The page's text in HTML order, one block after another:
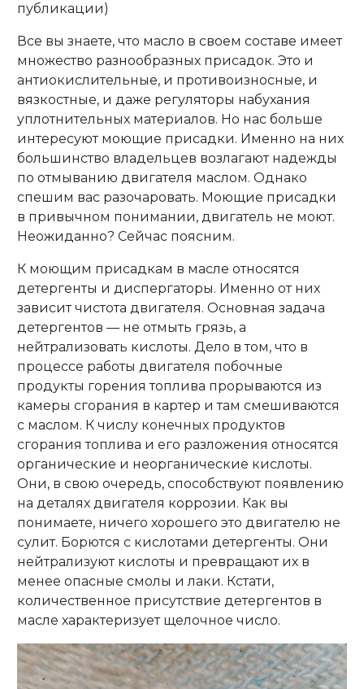
публикации)
Все вы знаете, что масло в своем составе имеет
множество разнообразных присадок. Это и
антиокислительные, и противоизносные, и
вязкостные, и даже регуляторы набухания
уплотнительных материалов. Но нас больше
интересуют моющие присадки. Именно на них
большинство владельцев возлагают надежды
по отмыванию двигателя маслом. Однако
спешим вас разочаровать. Моющие присадки
в привычном понимании, двигатель не моют.
Неожиданно? Сейчас поясним.
К моющим присадкам в масле относятся
детергенты и диспергаторы. Именно от них
зависит чистота двигателя. Основная задача
детергентов — не отмыть грязь, а
нейтрализовать кислоты. Дело в том, что в
процессе работы двигателя побочные
продукты горения топлива прорываются из
камеры сгорания в картер и там смешиваются
с маслом. К числу конечных продуктов
сгорания топлива и его разложения относятся
органические и неорганические кислоты.
Они, в свою очередь, способствуют появлению
на деталях двигателя коррозии. Как вы
понимаете, ничего хорошего это двигателю не
сулит. Борются с кислотами детергенты. Они
нейтрализуют кислоты и превращают их в
менее опасные смолы и лаки. Кстати,
количественное присутствие детергентов в
масле характеризует щелочное число.